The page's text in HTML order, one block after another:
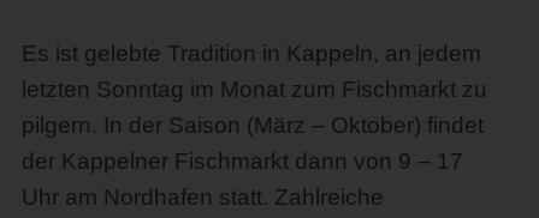
Es ist gelebte Tradition in Kappeln, an jedem
letzten Sonntag im Monat zum Fischmarkt zu
pilgern. In der Saison (März – Oktober) findet
der Kappelner Fischmarkt dann von 9 – 17
Uhr am Nordhafen statt. Zahlreiche